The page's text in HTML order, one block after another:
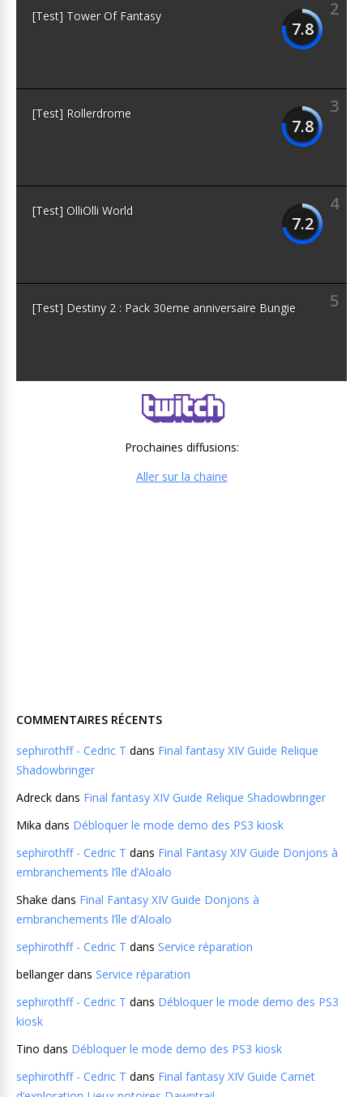
2
7.8
[Test] Tower Of Fantasy
3
7.8
[Test] Rollerdrome
4
7.2
[Test] OlliOlli World
5
[Test] Destiny 2 : Pack 30eme anniversaire Bungie
Prochaines diffusions:
Aller sur la chaine
COMMENTAIRES RÉCENTS
sephirothff - Cedric T dans Final fantasy XIV Guide Relique
Shadowbringer
Adreck dans Final fantasy XIV Guide Relique Shadowbringer
Mika dans Débloquer le mode demo des PS3 kiosk
sephirothff - Cedric T dans Final Fantasy XIV Guide Donjons à
embranchements l’île d’Aloalo
Shake dans Final Fantasy XIV Guide Donjons à
embranchements l’île d’Aloalo
sephirothff - Cedric T dans Service réparation
bellangerdans Service réparation
sephirothff - Cedric T dans Débloquer le mode demo des PS3
kiosk
Tino dans Débloquer le mode demo des PS3 kiosk
sephirothff - Cedric T dans Final fantasy XIV Guide Carnet